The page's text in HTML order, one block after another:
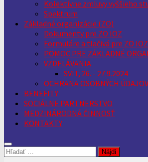
Kolektívne zmluvy vyššieho
Spektrum
Základné organizácie (ZO)
Dokumenty pre ZO IOZ
Formuláre a tlačivá pre ZO IOZ
POMOC PRE ZÁKLADNÉ
VZDELÁVANIA
SVIT, 26. - 27.9.2024
OCHRANA OSOBNÝCH ÚDAJOV
BENEFITY
SOCIÁLNE PARTNERSTVO
MEDZINÁRODNÁ ČINNOSŤ
KONTAKTY
Hľadať: